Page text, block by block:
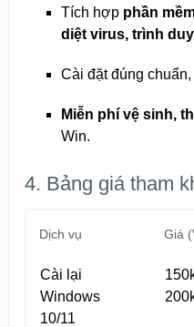
Tích hợp phần
diệt virus, trình
Cài đặt đúng
Miễn phí vệ sinh,
Win.
4. Bảng giá tham
Dịch vụ Giá
Cài lại
Windows
10/11